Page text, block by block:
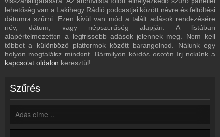
Műsorújság
Lakihegy Rádió műsorai
Kapcsolat
Írj nekünk!
Partnerek
Rádió beágyazás
Ágyazd be weboldaladba
Online rádió készítés
Készítés lépésről lépésre
lehetőség van a Lakihegy Rádió podcastjai között névre és feltöltési
dátumra szűrni. Ezen kívül van mód a talált adások rendezésére
név, dátum, vagy népszerűség alapján. A listában
alapértelmezetten a legfrissebb adások jelennek meg. Nem kell
többet a különböző platformok között barangolnod. Nálunk egy
helyen megtalálsz mindent. Bármilyen kérdés esetén írj nekünk a
kapcsolat oldalon keresztül!
Szűrés